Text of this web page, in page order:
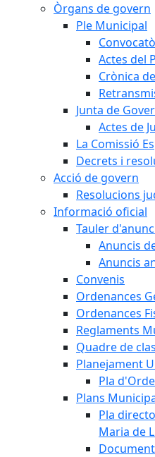
Òrgans de govern
Ple Municipal
Actes del
Crònica
Junta de
Actes de
La Comissió
Decrets i
Acció de govern
Resolucions
Informació oficial
Tauler
Anuncis
Anuncis
Convenis
Ordenances
Ordenances
Reglaments
Quadre de
Planejament
Pla
Plans
Pla
Maria de